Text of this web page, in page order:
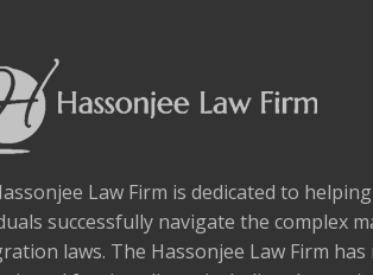
Law Firm is dedicated to
successfully navigate the complex
laws. The Hassonjee Law Firm